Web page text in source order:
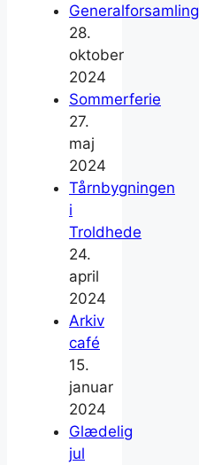
Generalforsamling
28.
oktober
2024
Sommerferie
27.
maj
2024
Tårnbygningen
i
Troldhede
24.
april
2024
Arkiv
café
15.
januar
2024
Glædelig
jul